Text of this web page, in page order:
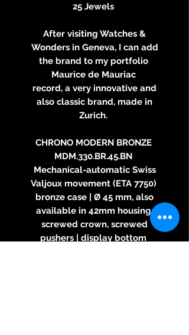
25 Jewels
After visiting Watches &
Wonders in Geneva, I can add
the brand to my portfolio
Maurice de Mauriac
record, a very innovative and
also classic brand, made in
Zurich.
CHRONO MODERN BRONZE
MDM.330.BR.45.BN
Mechanical-automatic Swiss
Valjoux movement (ETA 7750)
bronze case | Ø 45 mm, also
available in 42mm housing
screwed crown, screwed
pushers | display bottom